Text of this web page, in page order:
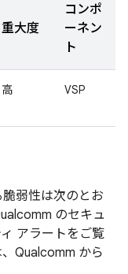
重大度
コンポ
ーネン
ト
高 VSP
弱性は次のとお
のセキュ
アラートをご覧
Qualcomm から